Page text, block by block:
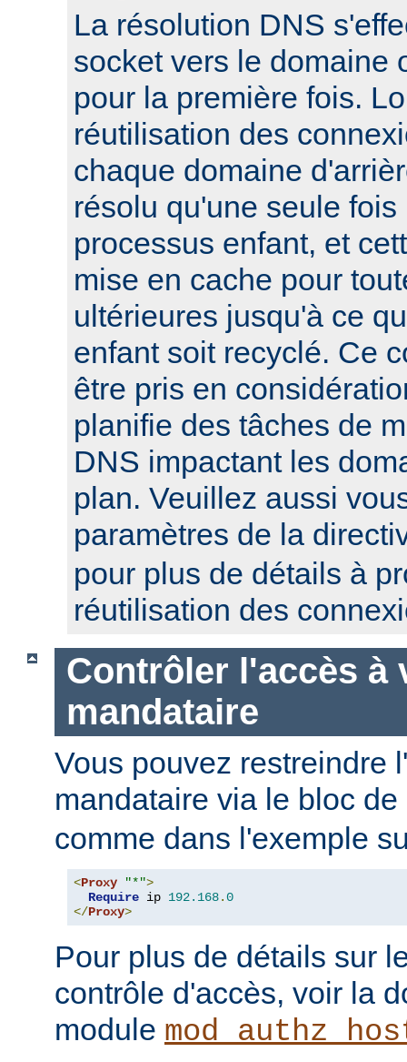
La résolution DNS
socket vers le domaine
pour la première fois.
réutilisation des
chaque domaine
résolu qu'une seule
processus enfant, et
mise en cache pour
ultérieures jusqu'à ce
enfant soit recyclé. Ce
être pris en
planifie des tâches de
DNS impactant les
plan. Veuillez aussi
paramètres de la
pour plus de détails à
réutilisation des
Contrôler l'accès à
mandataire
Vous pouvez restreindre
mandataire via le bloc
comme dans l'exemple
<Proxy "*">
Require ip 192.168.0
</Proxy>
Pour plus de détails sur
contrôle d'accès, voir la
module